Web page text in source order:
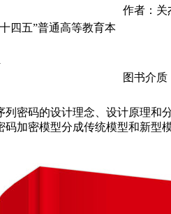
作者：关
四五”普通高等教育本
图书介质
列密码的设计理念、设计原理和
码加密模型分成传统模型和新型